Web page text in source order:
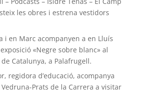
les obres i estrena vestidors
i en Marc acompanyen a en Lluís
«Negre sobre blanc» al
Catalunya, a Palafrugell.
regidora d’educació, acompanya
Prats de la Carrera a visitar